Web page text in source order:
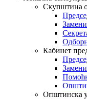
Скупштина
Кабинет
Општинска